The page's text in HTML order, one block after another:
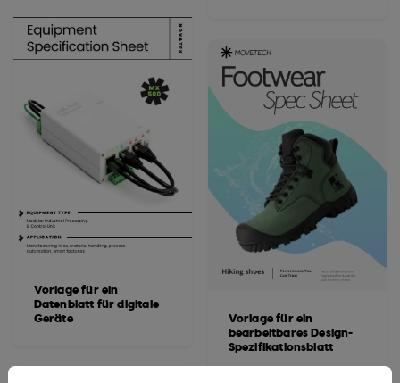
Vorlage für ein
Datenblatt für digitale
Geräte
Vorlage für ein
bearbeitbares Design-
Spezifikationsblatt